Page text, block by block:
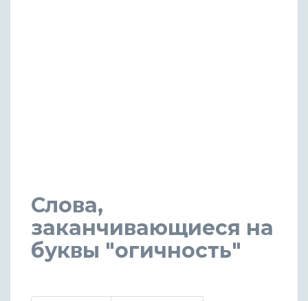
Слова,
заканчивающиеся на
буквы "огичность"